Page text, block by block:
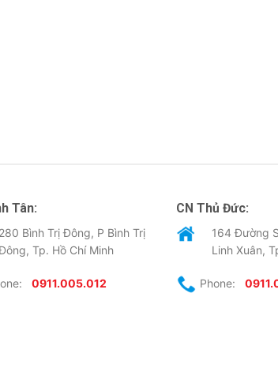
Tân:
280 Bình Trị Đông, P Bình Trị
Tp. Hồ Chí Minh
0911.005.012
CN Thủ Đức:
164 Đường
Linh Xuân,
Phone: